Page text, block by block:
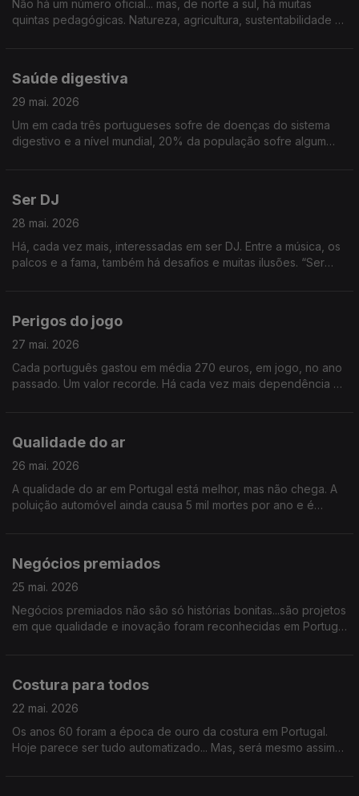
Não há um número oficial... mas, de norte a sul, há muitas
quintas pedagógicas. Natureza, agricultura, sustentabilidade e
Saúde digestiva
29 mai. 2026
Um em cada três portugueses sofre de doenças do sistema
digestivo e a nível mundial, 20% da população sofre algum
Ser DJ
28 mai. 2026
Há, cada vez mais, interessadas em ser DJ. Entre a música, os
palcos e a fama, também há desafios e muitas ilusões. “Ser
Perigos do jogo
27 mai. 2026
Cada português gastou em média 270 euros, em jogo, no ano
passado. Um valor recorde. Há cada vez mais dependência e
Qualidade do ar
26 mai. 2026
A qualidade do ar em Portugal está melhor, mas não chega. A
poluição automóvel ainda causa 5 mil mortes por ano e é
Negócios premiados
25 mai. 2026
Negócios premiados não são só histórias bonitas...são projetos
em que qualidade e inovação foram reconhecidas em Portugal
Costura para todos
22 mai. 2026
Os anos 60 foram a época de ouro da costura em Portugal.
Hoje parece ser tudo automatizado... Mas, será mesmo assim?